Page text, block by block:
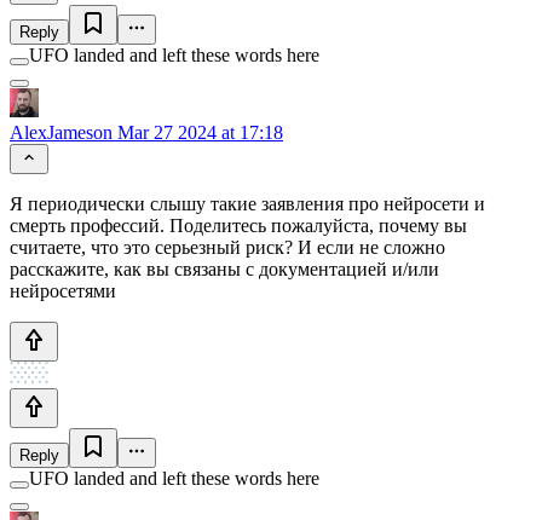
Reply
UFO landed and left these words here
AlexJameson Mar 27 2024 at 17:18
Я периодически слышу такие заявления про нейросети и
смерть профессий. Поделитесь пожалуйста, почему вы
считаете, что это серьезный риск? И если не сложно
расскажите, как вы связаны с документацией и/или
нейросетями
Reply
UFO landed and left these words here